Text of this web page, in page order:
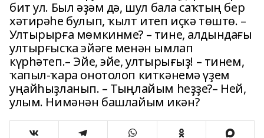
бит ул. Был әҙәм дә, шул бала саҡтың бер
хәтирәһе булып, ҡылт итеп иҫкә төштө. –
Ултырырға мөмкинме? – тине, алдындағы
ултырғысҡа эйәге менән ымлап
күрһәтеп.– Эйе, эйе, ултырығыҙ! – тинем,
ҡапыл-ҡара онотолоп киткәнемә үҙем
уңайһыҙланып. – Тыңлайым һеҙҙе?– Ней,
улым. Нимәнән башлайым икән?